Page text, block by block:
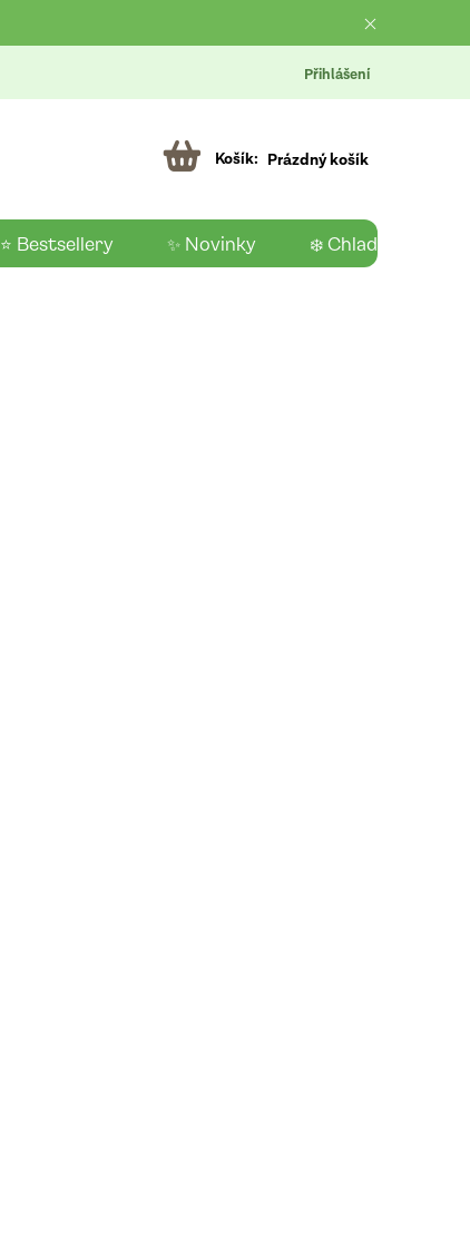
Přihlášení
Prázdný košík
⭐ Bestsellery ✨ Novinky ❄️ Chladící